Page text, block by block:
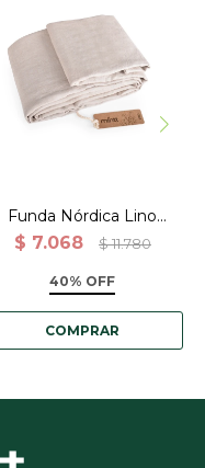
Funda nórdica 165gr lino
lavado y algodón percale
200X220, KHAKI
Funda Nórdica Lino
Algodón Percal 165grs
Khaki
$ 7.068 $ 11.780
40% OFF